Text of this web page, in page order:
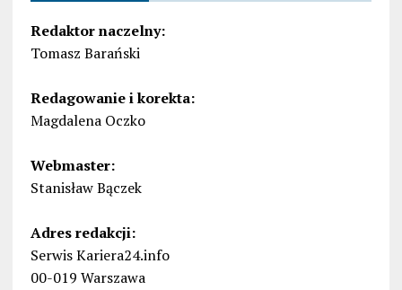
Redaktor naczelny:
Tomasz Barański
Redagowanie i korekta:
Magdalena Oczko
Webmaster:
Stanisław Bączek
Adres redakcji:
Serwis Kariera24.info
00-019 Warszawa